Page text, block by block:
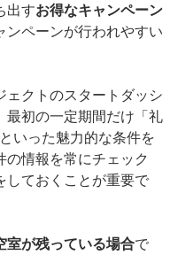
出すお得なキャンペーン
ンペーンが行われやすい
ェクトのスタートダッシ
最初の一定期間だけ「礼
いった魅力的な条件を
情報を常にチェック
しておくことが重要で
室が残っている場合で